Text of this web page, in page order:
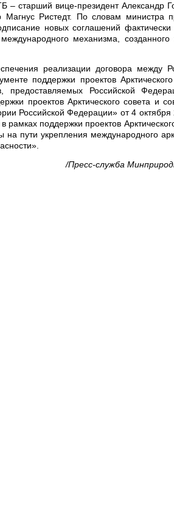
старший вице-президент Александр
Ристедт. По словам министра
новых соглашений фактически
механизма, созданного
реализации договора между
поддержки проектов
предоставляемых Российской
проектов Арктического совета и
Российской Федерации» от 4 октября
поддержки проектов
пути укрепления международного
/Пресс-служба